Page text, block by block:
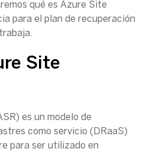
qué es Azure Site
para el plan de recuperación
Site
es un modelo de
como servicio (DRaaS)
para ser utilizado en